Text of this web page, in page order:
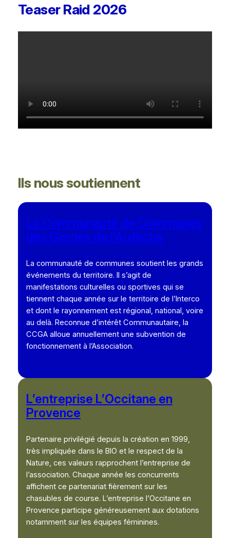
Teaser Raid 2026
Ils nous soutiennent
La Communauté de Communes
des Gorges de l’Ardèche
La communauté de communes soutient les grands
événements du territoire. Il s’agit de
manifestations culturelles ou sportives qui se
tiennent chaque année sur le territoire de l’Interco
et dont le rayonnement est régional, national, voire
au delà. Reconnue d’intérêt Communautaire, la
CCGA alloue annuellement une subvention de
fonctionnement à l’Association.
L’entreprise L’Occitane en
Provence
Partenaire privilégié depuis la création en 1999,
très impliquée dans le BIO et le respect de la
Nature, ces valeurs rapprochent l’entreprise de
l’association. Chaque année les concurrents
affichent ce partenariat fièrement sur les
chasubles de course. L’entreprise l’Occitane en
Provence participe généreusement aux dotations
notamment sur les équipes féminines.